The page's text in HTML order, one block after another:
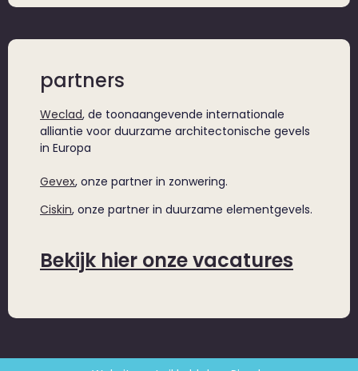
partners
Weclad, de toonaangevende internationale
alliantie voor duurzame architectonische gevels
in Europa
Gevex, onze partner in zonwering.
Ciskin, onze partner in duurzame elementgevels.
Bekijk hier onze vacatures